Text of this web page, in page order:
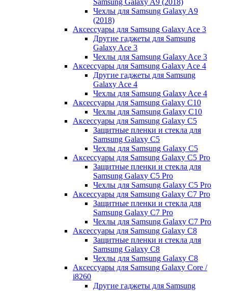
Чехлы для Samsung Galaxy A9
(2018)
Аксессуары для Samsung Galaxy Ace 3
Другие гаджеты для Samsung
Galaxy Ace 3
Чехлы для Samsung Galaxy Ace 3
Аксессуары для Samsung Galaxy Ace 4
Другие гаджеты для Samsung
Galaxy Ace 4
Чехлы для Samsung Galaxy Ace 4
Аксессуары для Samsung Galaxy C10
Чехлы для Samsung Galaxy C10
Аксессуары для Samsung Galaxy C5
Защитные пленки и стекла для
Samsung Galaxy C5
Чехлы для Samsung Galaxy C5
Аксессуары для Samsung Galaxy C5 Pro
Защитные пленки и стекла для
Samsung Galaxy C5 Pro
Чехлы для Samsung Galaxy C5 Pro
Аксессуары для Samsung Galaxy C7 Pro
Защитные пленки и стекла для
Samsung Galaxy C7 Pro
Чехлы для Samsung Galaxy C7 Pro
Аксессуары для Samsung Galaxy C8
Защитные пленки и стекла для
Samsung Galaxy C8
Чехлы для Samsung Galaxy C8
Аксессуары для Samsung Galaxy Core /
i8260
Другие гаджеты для Samsung